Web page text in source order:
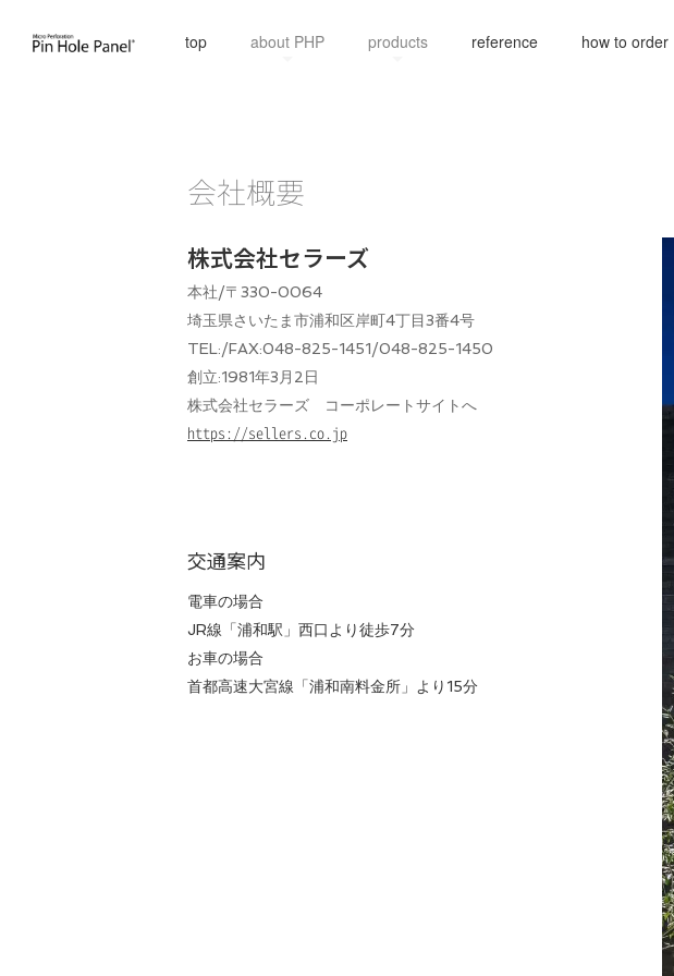
top about PHP products reference how to order
会社概要
株式会社セラーズ
本社/〒330-0064
埼玉県さいたま市浦和区岸町4丁目3番4号
TEL:/FAX:048-825-1451/048-825-1450
創立:1981年3月2日
株式会社セラーズ コーポレートサイトへ
https://sellers.co.jp
交通案内
電車の場合
JR線「浦和駅」西口より徒歩7分
お車の場合
首都高速大宮線「浦和南料金所」より15分